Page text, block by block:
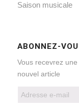
Saison musicale
ABONNEZ-
Vous recevrez
nouvel article
Adresse